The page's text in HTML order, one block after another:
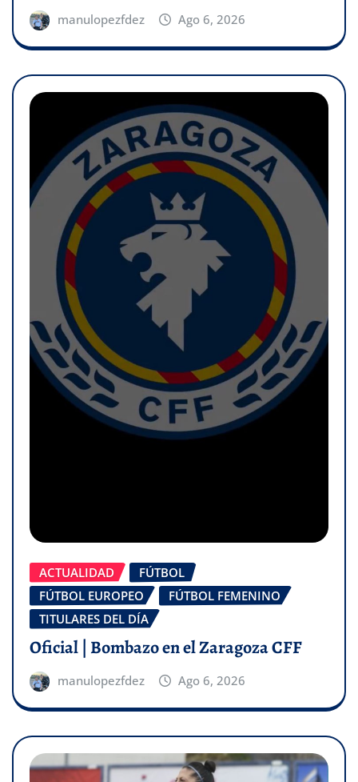
manulopezfdez Ago 6, 2026
ACTUALIDAD
FÚTBOL
FÚTBOL EUROPEO
FÚTBOL FEMENINO
TITULARES DEL DÍA
Oficial | Bombazo en el Zaragoza CFF
manulopezfdez Ago 6, 2026